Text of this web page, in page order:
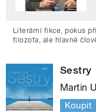
Literární fikce, pokus
filozofa, ale hlavně
Sestry
Martin
Koupit